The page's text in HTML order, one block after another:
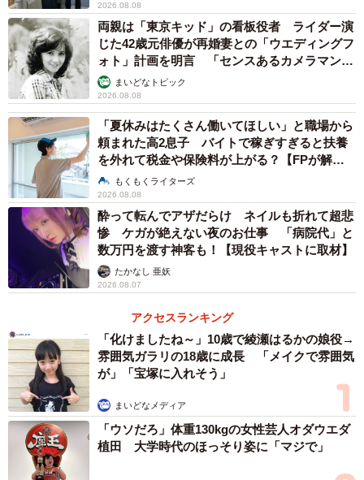
2026.08.08
両親は「東京キッド」の看板役者 ライダー演
じた42歳元俳優が再婚妻との「ウエディングフ
ォト」計画を明言 「センスあるカメラマン求
む」まいどなトピック
2026.08.08
「夏休みはたくさん働いてほしい」と職場から
頼まれた高2息子 バイトで稼ぎすぎると扶養
を外れて税金や保険料が上がる？【FPが解
説】もくもくライターズ
2026.08.08
酔って転んでアザだらけ ネイルも折れて超悲
惨 ケガが絶えない夜のお仕事 「病院代」と
数万円を渡す神客も！【現役キャストに取材】
たかなし 亜妖
2026.08.07
アクセスランキング
「化けましたね～」10歳で綾瀬はるかの娘役→
雰囲気ガラリの18歳に成長 「メイクで雰囲気
が」「宝塚に入れそう」
まいどなメディア
「ウソだろ」体重130kgの女性芸人オダウエダ
植田 大学時代のほっそり姿に「マジで」